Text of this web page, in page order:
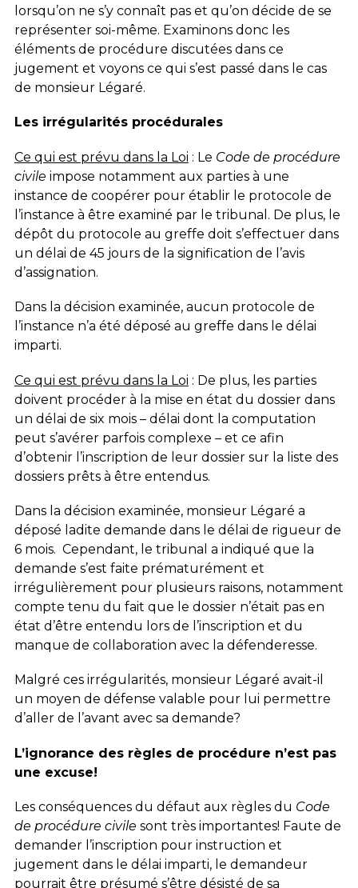
lorsqu’on ne s’y connaît pas et qu’on décide de se
représenter soi-même. Examinons donc les
éléments de procédure discutées dans ce
jugement et voyons ce qui s’est passé dans le cas
de monsieur Légaré.
Les irrégularités procédurales
Ce qui est prévu dans la Loi : Le Code de procédure
civile impose notamment aux parties à une
instance de coopérer pour établir le protocole de
l’instance à être examiné par le tribunal. De plus, le
dépôt du protocole au greffe doit s’effectuer dans
un délai de 45 jours de la signification de l’avis
d’assignation.
Dans la décision examinée, aucun protocole de
l’instance n’a été déposé au greffe dans le délai
imparti.
Ce qui est prévu dans la Loi : De plus, les parties
doivent procéder à la mise en état du dossier dans
un délai de six mois – délai dont la computation
peut s’avérer parfois complexe – et ce afin
d’obtenir l’inscription de leur dossier sur la liste des
dossiers prêts à être entendus.
Dans la décision examinée, monsieur Légaré a
déposé ladite demande dans le délai de rigueur de
6 mois. Cependant, le tribunal a indiqué que la
demande s’est faite prématurément et
irrégulièrement pour plusieurs raisons, notamment
compte tenu du fait que le dossier n’était pas en
état d’être entendu lors de l’inscription et du
manque de collaboration avec la défenderesse.
Malgré ces irrégularités, monsieur Légaré avait-il
un moyen de défense valable pour lui permettre
d’aller de l’avant avec sa demande?
L’ignorance des règles de procédure n’est pas
une excuse!
Les conséquences du défaut aux règles du Code
de procédure civile sont très importantes! Faute de
demander l’inscription pour instruction et
jugement dans le délai imparti, le demandeur
pourrait être présumé s’être désisté de sa